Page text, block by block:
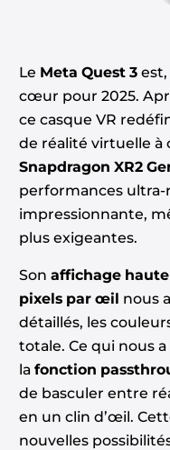
Le Meta Quest 3est,
cœur pour 2025.
ce casque VR
de réalité virtuelle à
Snapdragon XR2
performances
impressionnante,
plus exigeantes.
Son affichage
pixels par œil nous
détaillés, les
totale. Ce qui nous
la fonction
de basculer entre
en un clin d’œil.
nouvelles